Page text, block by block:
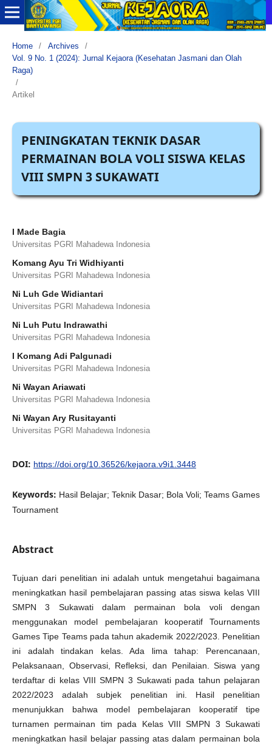
Home / Archives
/
Vol. 9 No. 1 (2024): Jurnal Kejaora (Kesehatan Jasmani dan Olah
Raga)
/
Artikel
PENINGKATAN TEKNIK DASAR
PERMAINAN BOLA VOLI SISWA KELAS
VIII SMPN 3 SUKAWATI
I Made Bagia
Universitas PGRI Mahadewa Indonesia
Komang Ayu Tri Widhiyanti
Universitas PGRI Mahadewa Indonesia
Ni Luh Gde Widiantari
Universitas PGRI Mahadewa Indonesia
Ni Luh Putu Indrawathi
Universitas PGRI Mahadewa Indonesia
I Komang Adi Palgunadi
Universitas PGRI Mahadewa Indonesia
Ni Wayan Ariawati
Universitas PGRI Mahadewa Indonesia
Ni Wayan Ary Rusitayanti
Universitas PGRI Mahadewa Indonesia
DOI: https://doi.org/10.36526/kejaora.v9i1.3448
Keywords: Hasil Belajar; Teknik Dasar; Bola Voli; Teams Games
Tournament
Abstract
Tujuan dari penelitian ini adalah untuk mengetahui bagaimana
meningkatkan hasil pembelajaran passing atas siswa kelas VIII
SMPN 3 Sukawati dalam permainan bola voli dengan
menggunakan model pembelajaran kooperatif Tournaments
Games Tipe Teams pada tahun akademik 2022/2023. Penelitian
ini adalah tindakan kelas. Ada lima tahap: Perencanaan,
Pelaksanaan, Observasi, Refleksi, dan Penilaian. Siswa yang
terdaftar di kelas VIII SMPN 3 Sukawati pada tahun pelajaran
2022/2023 adalah subjek penelitian ini. Hasil penelitian
menunjukkan bahwa model pembelajaran kooperatif tipe
turnamen permainan tim pada Kelas VIII SMPN 3 Sukawati
meningkatkan hasil belajar passing atas dalam permainan bola